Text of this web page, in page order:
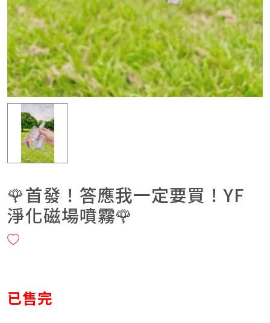
🌹首發！答應我一定要買！YF
淨化磁場噴霧🌹
已售完